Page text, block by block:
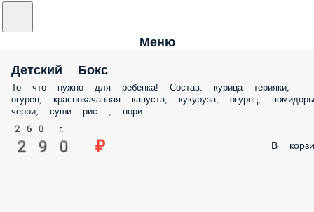
Меню
Детский Бокс
То что нужно для ребенка! Состав: курица терияки,
огурец, краснокачанная капуста, кукуруза, огурец, помидоры
черри, суши рис , нори
260 г.
290 ₽ В